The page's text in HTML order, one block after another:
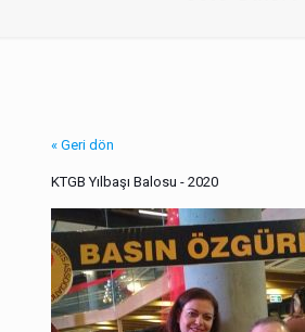
« Geri dön
KTGB Yılbaşı Balosu - 2020